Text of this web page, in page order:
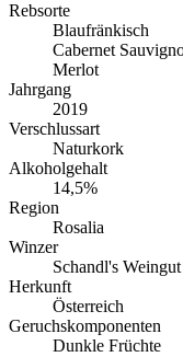
Rebsorte
Blaufränkisch
Cabernet
Merlot
Jahrgang
2019
Verschlussart
Naturkork
Alkoholgehalt
14,5%
Region
Rosalia
Winzer
Schandl's Weingut
Herkunft
Österreich
Geruchskomponenten
Dunkle Früchte